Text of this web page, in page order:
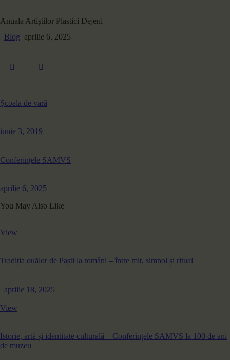
Anuala Artiștilor Plastici Dejeni
Blog aprilie 6, 2025
Școala de vară
iunie 3, 2019
Conferințele SAMVS
aprilie 6, 2025
You May Also Like
View
Tradiția ouălor de Paști la români – între mit, simbol și ritual
aprilie 18, 2025
View
Istorie, artă și identitate culturală – Conferințele SAMVS la 100 de ani
de muzeu